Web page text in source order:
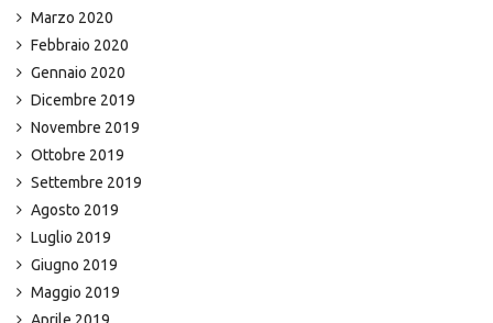
Marzo 2020
Febbraio 2020
Gennaio 2020
Dicembre 2019
Novembre 2019
Ottobre 2019
Settembre 2019
Agosto 2019
Luglio 2019
Giugno 2019
Maggio 2019